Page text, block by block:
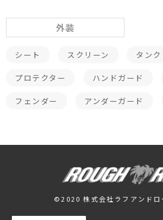
外装
シート スクリーン タン
プロテクター ハンドガード
フェンダー アンダーガード
©2020 株式会社ラフアンドロ